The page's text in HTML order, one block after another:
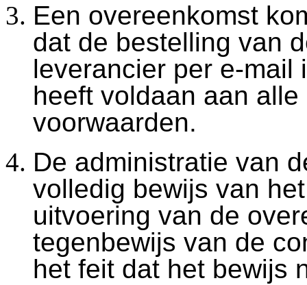
Een overeenkomst
dat de bestelling van
leverancier per e-mail
heeft voldaan aan
voorwaarden.
De administratie van
volledig bewijs van
uitvoering van de
tegenbewijs van de
het feit dat het bewijs